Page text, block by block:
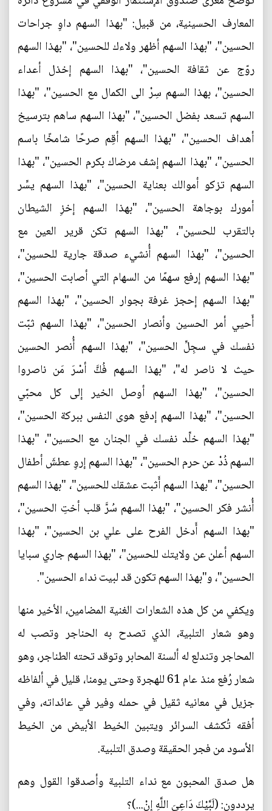
المعارف الحسينية، من قبيل: "بهذا السهم داوِ جراحات
الحسين"، "بهذا السهم أظهر ولاءك للحسين"، "بهذا السهم
روّج عن ثقافة الحسين"، "بهذا السهم إخذل أعداء
الحسين"، بهذا السهم سِرْ الى الكمال مع الحسين"، "بهذا
السهم تسعد بفضل الحسين"، "بهذا السهم ساهم بترسيخ
أهداف الحسين"، "بهذا السهم أقِم صرحًا شامخًا باسم
الحسين"، "بهذا السهم إشف مرضاك بكرم الحسين"، "بهذا
السهم تزكو أموالك بعناية الحسين"، "بهذا السهم يسِّر
أمورك بوجاهة الحسين"، "بهذا السهم إخزِ الشيطان
بالتقرب للحسين"، "بهذا السهم تكن قرير العين مع
الحسين"، "بهذا السهم أُنشيء صدقة جارية للحسين"،
"بهذا السهم إرفع سهمًا من السهام التي أصابت الحسين"،
"بهذا السهم إحجز غرفة بجوار الحسين"، "بهذا السهم
أَحيي أمر الحسين وأنصار الحسين"، "بهذا السهم ثبّت
نفسك في سجِلِّ الحسين"، "بهذا السهم أُنصر الحسين
حيث لا ناصر له"، "بهذا السهم فُكَّ أسْرَ مَن ناصروا
الحسين"، "بهذا السهم أوصل الخير إلى كل محبّي
الحسين"، "بهذا السهم إدفع هوى النفس ببركة الحسين"،
"بهذا السهم خلِّد نفسك في الجنان مع الحسين"، "بهذا
السهم ذُدْ عن حرم الحسين"، "بهذا السهم إروِ عطشَ أطفال
الحسين"، "بهذا السهم أَثبت عشقك للحسين"، "بهذا السهم
أُنشر فكر الحسين"، "بهذا السهم سُرَّ قلب أختِ الحسين"،
"بهذا السهم أَدخل الفرح على علي بن الحسين"، "بهذا
السهم أعلن عن ولايتك للحسين"، "بهذا السهم جاري سبايا
الحسين"، و"بهذا السهم تكون قد لبيت نداء الحسين".
ويكفي من كل هذه الشعارات الغنية المضامين، الأخير منها
وهو شعار التلبية، الذي تصدح به الحناجر وتصب له
المحاجر وتندلع له ألسنة المحابر وتوقد تحته الطناجر، وهو
شعار رُفع منذ عام 61 للهجرة وحتى يومنا، قليل في ألفاظه
جزيل في معانيه ثقيل في حمله وفير في عائداته، وفي
أفقه تُكشف السرائر ويتبين الخيط الأبيض من الخيط
الأسود من فجر الحقيقة وصدق التلبية.
هل صدق المحبون مع نداء التلبية وأصدقوا القول وهم
يرددون: (لَبَّيْكَ دَاعِيَ اللَّهِ إِنْ...)؟